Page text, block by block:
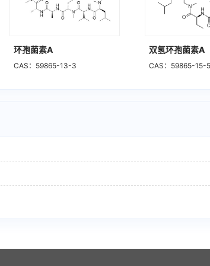
环孢菌素A
CAS：59865-13-3
双氢环孢菌素A
CAS：59865-15-